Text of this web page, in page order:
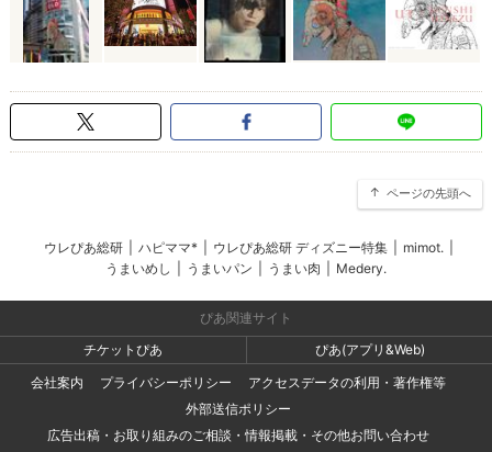
ページの先頭へ
ウレぴあ総研 ハピママ* ウレぴあ総研 ディズニー特集 mimot.
うまいめし
うまいパン うまい肉 Medery.
ぴあ関連サイト
チケットぴあ
ぴあ(アプリ&Web)
会社案内
プライバシーポリシー
アクセスデータの利用・著作権等
外部送信ポリシー
広告出稿・お取り組みのご相談・情報掲載・その他お問い合わせ